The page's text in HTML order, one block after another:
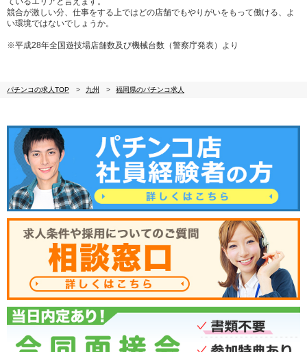
競合が激しい分、仕事をする上ではどの店舗でもやりがいをもって働ける、よ
い環境ではないでしょうか。
※平成28年全国遊技場店舗数及び機械台数（警察庁発表）より
パチンコの求人TOP 九州 福岡県のパチンコ求人